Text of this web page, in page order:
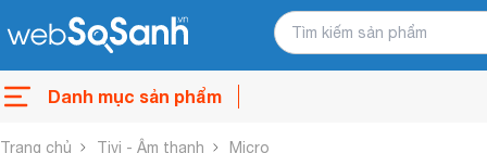
Danh mục sản phẩm
Trang chủ Tivi - Âm thanh Micro